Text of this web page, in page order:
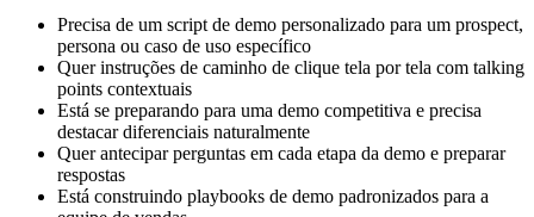
Precisa de um script de demo personalizado para um prospect,
persona ou caso de uso específico
Quer instruções de caminho de clique tela por tela com talking
points contextuais
Está se preparando para uma demo competitiva e precisa
destacar diferenciais naturalmente
Quer antecipar perguntas em cada etapa da demo e preparar
respostas
Está construindo playbooks de demo padronizados para a